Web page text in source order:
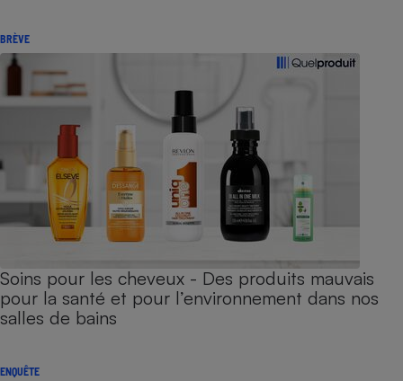
BRÈVE
Soins pour les cheveux - Des produits mauvais
pour la santé et pour l’environnement dans nos
salles de bains
ENQUÊTE